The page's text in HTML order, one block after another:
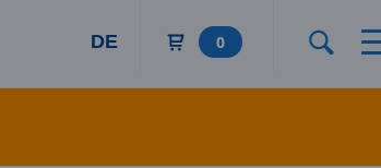
DE 0